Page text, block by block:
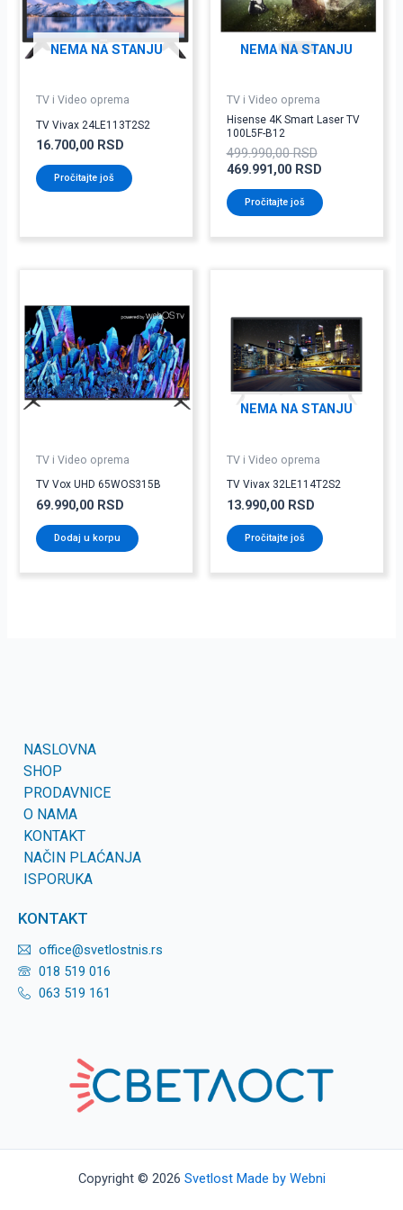
NEMA NA STANJU
TV i Video oprema
TV Vivax 24LE113T2S2
16.700,00 RSD
Pročitajte još
NEMA NA STANJU
TV i Video oprema
Hisense 4K Smart Laser TV
100L5F-B12
499.990,00RSD
469.991,00 RSD
Pročitajte još
TV i Video oprema
TV Vox UHD 65WOS315B
69.990,00 RSD
Dodaj u korpu
NEMA NA STANJU
TV i Video oprema
TV Vivax 32LE114T2S2
13.990,00 RSD
Pročitajte još
NASLOVNA
SHOP
PRODAVNICE
O NAMA
KONTAKT
NAČIN PLAĆANJA
ISPORUKA
KONTAKT
office@svetlostnis.rs
018 519 016
063 519 161
Copyright © 2026 Svetlost Made by Webni